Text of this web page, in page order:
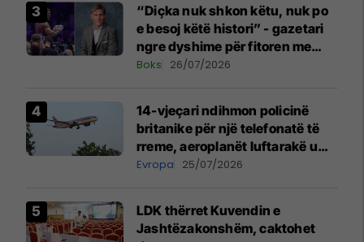
“Diçka nuk shkon këtu, nuk po
e besoj këtë histori” - gazetari
ngre dyshime për fitoren me
rikthim të Joshuas
Boks 26/07/2026
14-vjeçari ndihmon policinë
britanike për një telefonatë të
rreme, aeroplanët luftarakë u
ngritën në ajër për të
Mançesterit
Evropa 25/07/2026
LDK thërret Kuvendin e
Jashtëzakonshëm, caktohet